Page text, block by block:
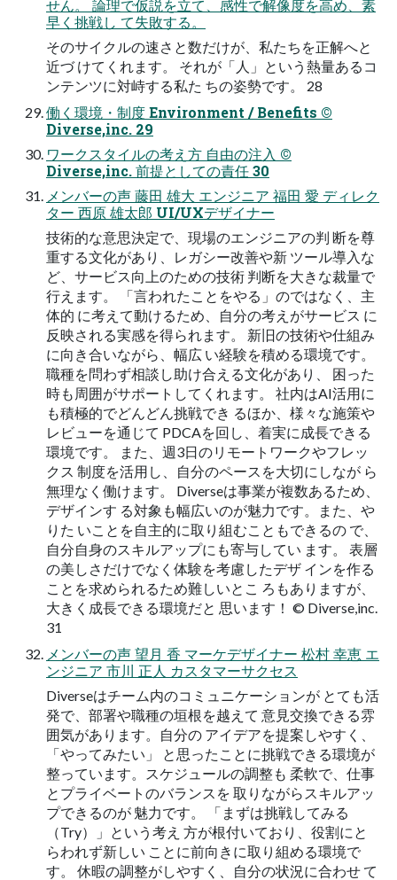
せん。 論理で仮説を立て、感性で解像度を高め、素
早く挑戦し て失敗する。
そのサイクルの速さと数だけが、私たちを正解へと
近づ けてくれます。 それが「人」という熱量あるコ
ンテンツに対峙する私た ちの姿勢です。 28
働く環境・制度 Environment / Benefits ©︎
Diverse,inc. 29
ワークスタイルの考え方 自由の注入 ©︎
Diverse,inc. 前提としての責任 30
メンバーの声 藤田 雄大 エンジニア 福田 愛 ディレク
ター 西原 雄太郎 UI/UXデザイナー
技術的な意思決定で、現場のエンジニアの判 断を尊
重する文化があり、レガシー改善や新 ツール導入な
ど、サービス向上のための技術 判断を大きな裁量で
行えます。 「言われたことをやる」のではなく、主
体的 に考えて動けるため、自分の考えがサービス に
反映される実感を得られます。 新旧の技術や仕組み
に向き合いながら、幅広 い経験を積める環境です。
職種を問わず相談し助け合える文化があり、 困った
時も周囲がサポートしてくれます。 社内はAI活用に
も積極的でどんどん挑戦でき るほか、様々な施策や
レビューを通じて PDCAを回し、着実に成長できる
環境です。 また、週3日のリモートワークやフレッ
クス 制度を活用し、自分のペースを大切にしなが ら
無理なく働けます。 Diverseは事業が複数あるため、
デザインす る対象も幅広いのが魅力です。また、や
りた いことを自主的に取り組むこともできるの で、
自分自身のスキルアップにも寄与してい ます。 表層
の美しさだけでなく体験を考慮したデザ インを作る
ことを求められるため難しいとこ ろもありますが、
大きく成長できる環境だと 思います！ ©︎ Diverse,inc.
31
メンバーの声 望月 香 マーケデザイナー 松村 幸恵 エ
ンジニア 市川 正人 カスタマーサクセス
Diverseはチーム内のコミュニケーションが とても活
発で、部署や職種の垣根を越えて 意見交換できる雰
囲気があります。自分の アイデアを提案しやすく、
「やってみたい」 と思ったことに挑戦できる環境が
整っています。スケジュールの調整も 柔軟で、仕事
とプライベートのバランスを 取りながらスキルアッ
プできるのが 魅力です。 「まずは挑戦してみる
（Try）」という考え 方が根付いており、役割にと
らわれず新しい ことに前向きに取り組める環境で
す。 休暇の調整がしやすく、自分の状況に合わせ て